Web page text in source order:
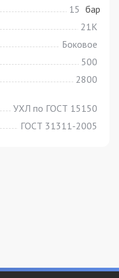
15 бар
21К
Боковое
500
2800
УХЛ по ГОСТ 15150
ГОСТ 31311-2005